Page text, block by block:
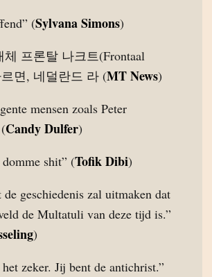
(Sylvana Simons)
프론탈 나크트(Frontaal
면, 네덜란드 라 (MT News)
mensen zoals Peter
Candy Dulfer)
shit” (Tofik Dibi)
geschiedenis zal uitmaken dat
de Multatuli van deze tijd is.”
)
zeker. Jij bent de antichrist.”